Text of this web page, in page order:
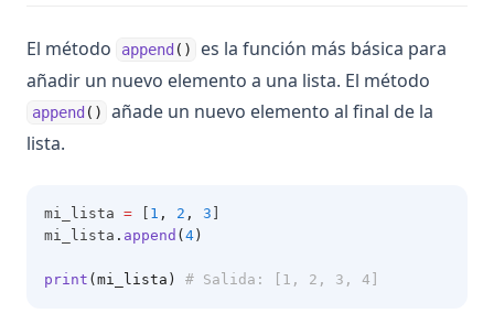
El método append ()
es la función más básica para
añadir un nuevo elemento a una lista. El método
append ()
añade un nuevo elemento al final de la
lista.
mi_lista = 1 , 2 , 3
mi_lista . append ( 4 )
print (mi_lista) # Salida: [1, 2, 3, 4]